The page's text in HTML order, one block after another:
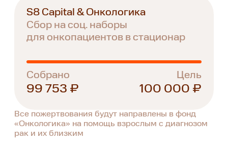
S8 Capital & Онкологика
Сбор на соц. наборы
для онкопациентов в стационар
Собрано
99 753 ₽
Цель
100 000 ₽
Все пожертвования будут направлены в фонд
«Онкологика» на помощь взрослым с диагнозом
рак и их близким